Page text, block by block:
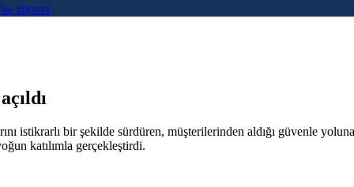
ziyaret
istikrarlı bir şekilde sürdüren, müşterilerinden aldığı güvenle
katılımla gerçekleştirdi.